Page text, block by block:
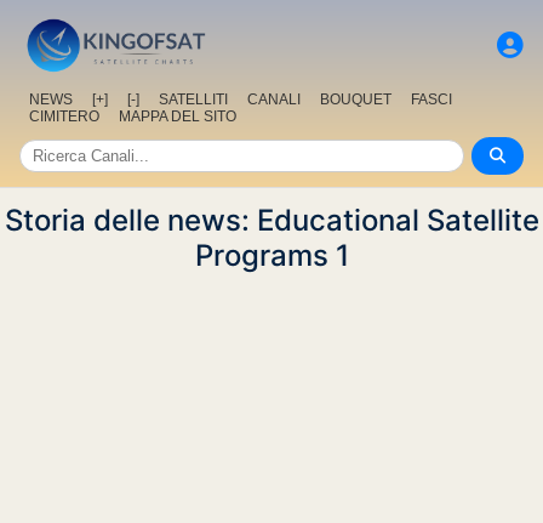
NEWS [+] [-] SATELLITI CANALI BOUQUET
FASCI
CIMITERO
MAPPA DEL SITO
Storia delle news: Educational Satellite
Programs 1